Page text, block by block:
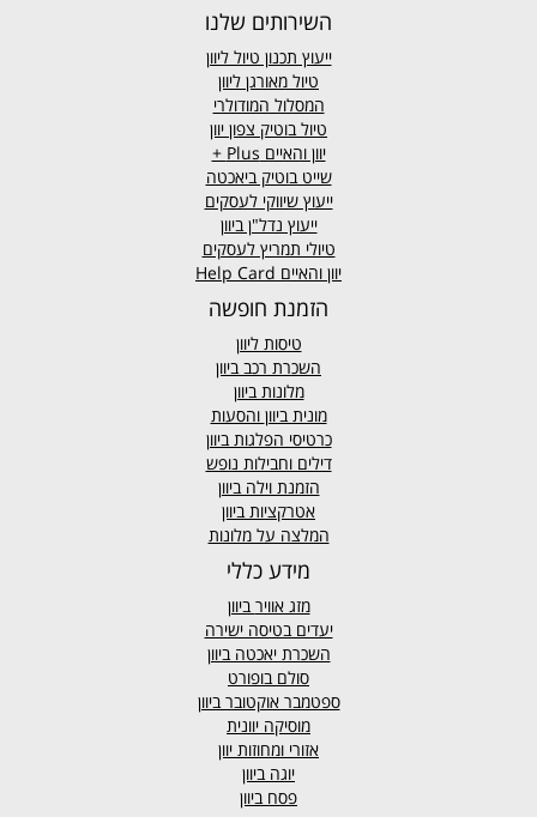
השירותים שלנו
ייעוץ תכנון טיול ליוון
טיול מאורגן ליוון
המסלול המודולרי
טיול בוטיק צפון יוון
יוון והאיים Plus +
שייט בוטיק ביאכטה
ייעוץ שיווקי לעסקים
ייעוץ נדל"ן ביוון
טיולי תמריץ לעסקים
יוון והאיים Help Card
הזמנת חופשה
טיסות ליוון
השכרת רכב ביוון
מלונות ביוון
מונית ביוון והסעות
כרטיסי הפלגות ביוון
דילים וחבילות נופש
הזמנת וילה ביוון
אטרקציות ביוון
המלצה על מלונות
מידע כללי
מזג אווירביוון
יעדים בטיסה ישירה
השכרת יאכטה ביוון
סולם בופורט
ספטמבר אוקטובר ביוון
מוסיקה יוונית
אזורי ומחוזות יוון
יוגה ביוון
פסח ביוון